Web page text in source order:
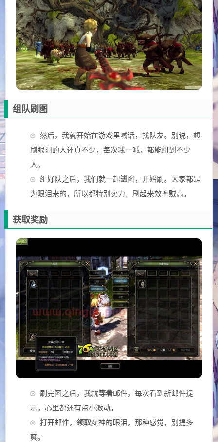
组队刷图
然后，我就开始在游戏里喊话，找队友。别说，想
刷眼泪的人还真不少，每次我一喊，都能组到不少
人。
组好队之后，我们就一起进图，开始刷。大家都是
为眼泪来的，所以都特别卖力，刷起来效率贼高。
获取奖励
刷完图之后，我就等着邮件，每次看到新邮件提
示，心里都还有点小激动。
打开邮件，领取女神的眼泪，那种感觉，别提多
爽。